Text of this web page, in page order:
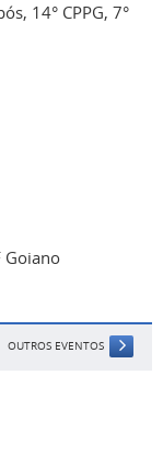
14° CPPG, 7°
Goiano
OUTROS EVENTOS